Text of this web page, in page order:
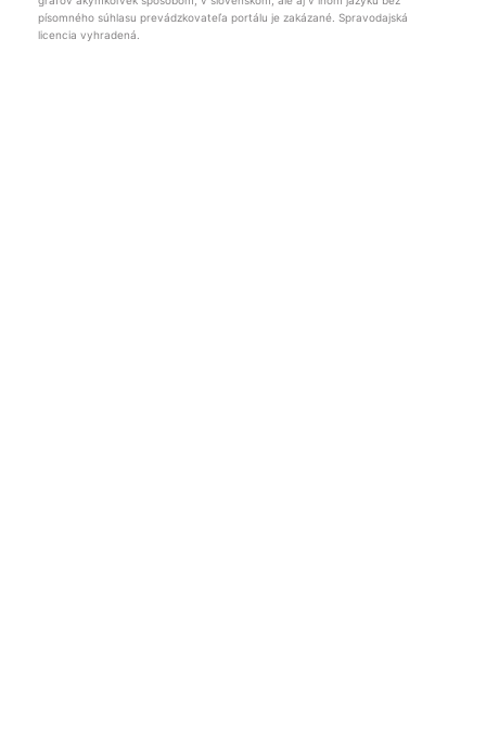
písomného súhlasu prevádzkovateľa portálu je zakázané. Spravodajská
licencia vyhradená.